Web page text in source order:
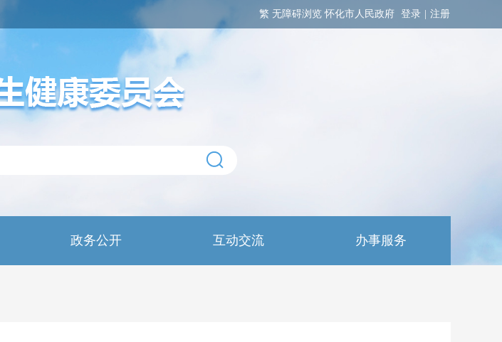
繁 无障碍浏览 怀化市人民政府 登录 注册
政务公开 互动交流 办事服务